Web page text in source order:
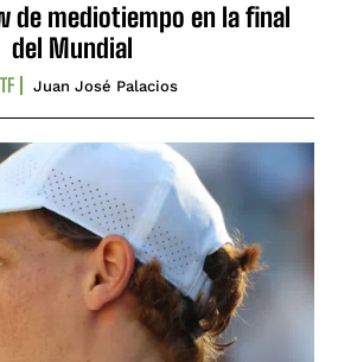
de mediotiempo en la final
del Mundial
Juan José Palacios